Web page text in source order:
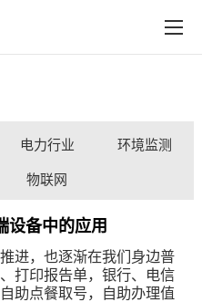
在线购买
电力行业 环境监测
物联网
设备中的应用
进，也逐渐在我们身边普
打印报告单，银行、电信
助点餐取号，自助办理值